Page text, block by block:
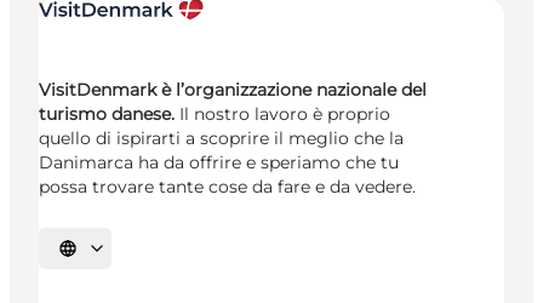
VisitDenmark è l’organizzazione nazionale del
turismo danese. Il nostro lavoro è proprio
quello di ispirarti a scoprire il meglio che la
Danimarca ha da offrire e speriamo che tu
possa trovare tante cose da fare e da vedere.
Seleziona la lingua